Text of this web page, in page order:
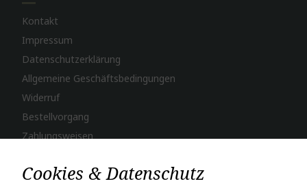
Kontakt
Impressum
Datenschutzerklärung
Allgemeine Geschäftsbedingungen
Widerruf
Bestellvorgang
Zahlungsweisen
Cookies & Datenschutz